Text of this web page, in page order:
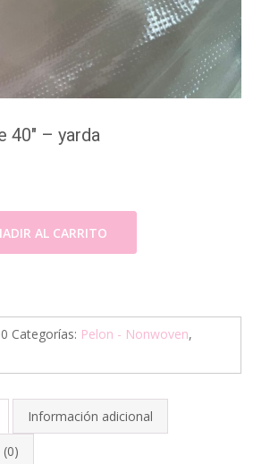
40″ – yarda
AL CARRITO
Categorías: Pelon - Nonwoven,
Información adicional